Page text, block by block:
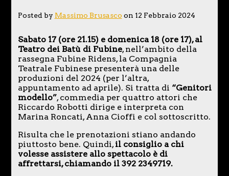
Posted by Massimo Brusasco on 12 Febbraio 2024
Sabato 17 (ore 21.15) e domenica 18 (ore 17), al
Teatro dei Batù di Fubine, nell’ambito della
rassegna Fubine Ridens, la Compagnia
Teatrale Fubinese presenterà una delle
produzioni del 2024 (per l’altra,
appuntamento ad aprile). Si tratta di “Genitori
modello”, commedia per quattro attori che
Riccardo Robotti dirige e interpreta con
Marina Roncati, Anna Cioffi e col sottoscritto.
Risulta che le prenotazioni stiano andando
piuttosto bene. Quindi,il consiglio a chi
volesse assistere allo spettacolo è di
affrettarsi, chiamando il 392 2349719.